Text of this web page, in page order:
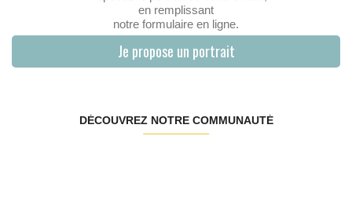
en remplissant
notre formulaire en ligne.
Je propose un portrait
DÉCOUVREZ NOTRE COMMUNAUTÉ